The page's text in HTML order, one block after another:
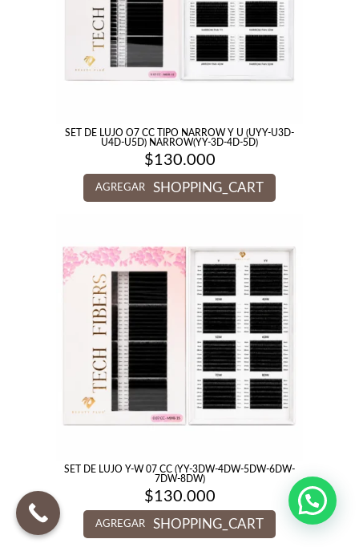
SET DE LUJO O7 CC TIPO NARROW Y U (UYY-U3D-
U4D-U5D) NARROW(YY-3D-4D-5D)
$130.000
AGREGAR SHOPPING_CART
SET DE LUJO Y-W 07 CC (YY-3DW-4DW-5DW-6DW-
7DW-8DW)
$130.000
AGREGAR SHOPPING_CART